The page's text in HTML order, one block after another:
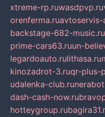
xtreme-rp.ruwasdpvp.ru
orenferma.ruavtoservis-
backstage-682-music.ru
prime-cars63.ruun-
legardoauto.rulithasa.ru
kinozadrot-3.ruqr-plus-
udalenka-club.ru
dash-cash-now.ru
hotteygroup.ru